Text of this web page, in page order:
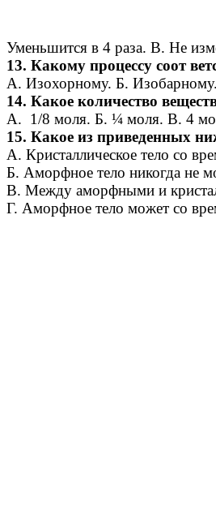
Уменьшится в 4 раза. В. Не
13. Какому процессу соот
А. Изохорному. Б.
14. Какое количество
А. 1/8 моля. Б. ¼ моля. В. 4
15. Какое из приведенных
А. Кристаллическое тело со
Б. Аморфное тело никогда не
В. Между аморфными и
Г. Аморфное тело может со